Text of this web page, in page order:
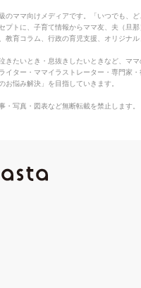
のママ向けメディアです。「いつでも、ど
プトに、子育て情報からママ友、夫（旦那
教育コラム、行政の育児支援、オリジナ
きたいとき・息抜きしたいときなど、マ
イター・ママイラストレーター・専門家・
お悩み解決」を目指していきます。
写真・図表など無断転載を禁止します。